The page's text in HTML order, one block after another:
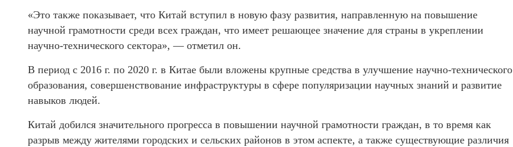
«Это также показывает, что Китай вступил в новую фазу развития, направленную на повышение
научной грамотности среди всех граждан, что имеет решающее значение для страны в укреплении
научно-технического сектора», — отметил он.
В период с 2016 г. по 2020 г. в Китае были вложены крупные средства в улучшение научно-технического
образования, совершенствование инфраструктуры в сфере популяризации научных знаний и развитие
навыков людей.
Китай добился значительного прогресса в повышении научной грамотности граждан, в то время как
разрыв между жителями городских и сельских районов в этом аспекте, а также существующие различия